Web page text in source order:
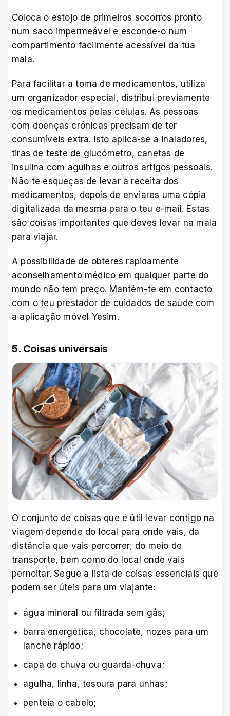
Coloca o estojo de primeiros socorros pronto
num saco impermeável e esconde-o num
compartimento facilmente acessível da tua
mala.
Para facilitar a toma de medicamentos, utiliza
um organizador especial, distribui previamente
os medicamentos pelas células. As pessoas
com doenças crónicas precisam de ter
consumíveis extra. Isto aplica-se a inaladores,
tiras de teste de glucómetro, canetas de
insulina com agulhas e outros artigos pessoais.
Não te esqueças de levar a receita dos
medicamentos, depois de enviares uma cópia
digitalizada da mesma para o teu e-mail. Estas
são coisas importantes que deves levar na mala
para viajar.
A possibilidade de obteres rapidamente
aconselhamento médico em qualquer parte do
mundo não tem preço. Mantém-te em contacto
com o teu prestador de cuidados de saúde com
a aplicação móvel Yesim.
5. Coisas universais
O conjunto de coisas que é útil levar contigo na
viagem depende do local para onde vais, da
distância que vais percorrer, do meio de
transporte, bem como do local onde vais
pernoitar. Segue a lista de coisas essenciais que
podem ser úteis para um viajante:
água mineral ou filtrada sem gás;
barra energética, chocolate, nozes para um
lanche rápido;
capa de chuva ou guarda-chuva;
agulha, linha, tesoura para unhas;
penteia o cabelo;